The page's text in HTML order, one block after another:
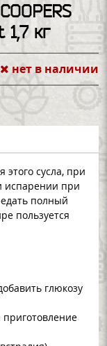
кг
нет в наличии
этого сусла, при
испарении при
полный
пользуется
глюкозу
приготовление